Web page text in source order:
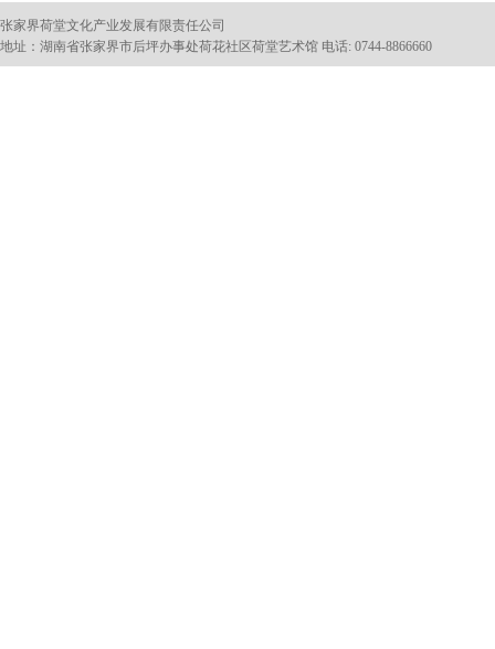
张家界荷堂文化产业发展有限责任公司
地址：湖南省张家界市后坪办事处荷花社区荷堂艺术馆 电话: 0744-8866660